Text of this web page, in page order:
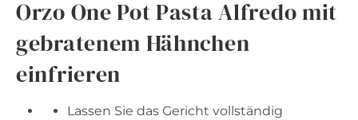
Orzo One Pot Pasta Alfredo mit
gebratenem Hähnchen
einfrieren
Lassen Sie das Gericht vollständig